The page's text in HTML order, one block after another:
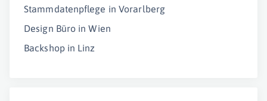
Stammdatenpflege in Vorarlberg
Design Büro in Wien
Backshop in Linz